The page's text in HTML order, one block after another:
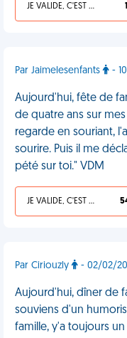
JE VALIDE, C'EST UNE VDM
Par Jaimelesenfants -
Aujourd'hui, fête de
de quatre ans sur
regarde en souriant,
sourire. Puis il me
pété sur toi." VDM
JE VALIDE, C'EST UNE VDM
Par Ciriouzly - 02/02/
Aujourd'hui, dîner de
souviens d'un
famille, y'a toujours